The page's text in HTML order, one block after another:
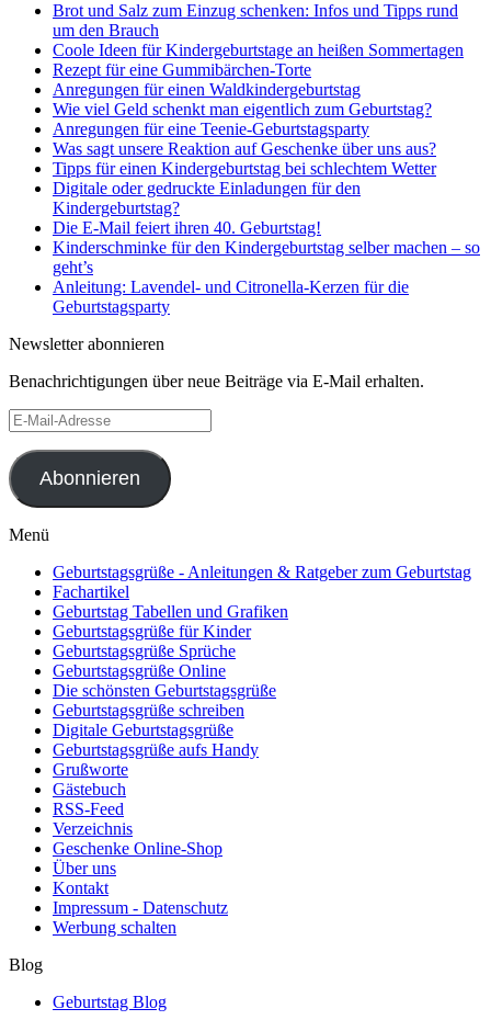
Brot und Salz zum Einzug schenken: Infos und Tipps rund
um den Brauch
Coole Ideen für Kindergeburtstage an heißen Sommertagen
Rezept für eine Gummibärchen-Torte
Anregungen für einen Waldkindergeburtstag
Wie viel Geld schenkt man eigentlich zum Geburtstag?
Anregungen für eine Teenie-Geburtstagsparty
Was sagt unsere Reaktion auf Geschenke über uns aus?
Tipps für einen Kindergeburtstag bei schlechtem Wetter
Digitale oder gedruckte Einladungen für den
Kindergeburtstag?
Die E-Mail feiert ihren 40. Geburtstag!
Kinderschminke für den Kindergeburtstag selber machen – so
geht’s
Anleitung: Lavendel- und Citronella-Kerzen für die
Geburtstagsparty
Newsletter abonnieren
Benachrichtigungen über neue Beiträge via E-Mail erhalten.
E-
Mail-
Adresse
Abonnieren
Menü
Geburtstagsgrüße - Anleitungen & Ratgeber zum Geburtstag
Fachartikel
Geburtstag Tabellen und Grafiken
Geburtstagsgrüße für Kinder
Geburtstagsgrüße Sprüche
Geburtstagsgrüße Online
Die schönsten Geburtstagsgrüße
Geburtstagsgrüße schreiben
Digitale Geburtstagsgrüße
Geburtstagsgrüße aufs Handy
Grußworte
Gästebuch
RSS-Feed
Verzeichnis
Geschenke Online-Shop
Über uns
Kontakt
Impressum - Datenschutz
Werbung schalten
Blog
Geburtstag Blog